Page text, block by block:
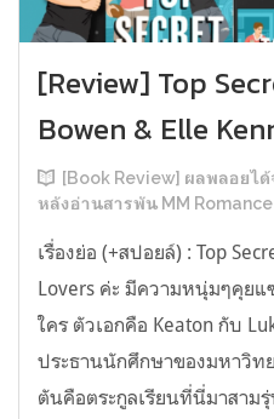
[Review] Top
Bowen & Elle
[Book Review] ผลพลอยไ
หลังอ่านสารพัน MM Romance
เรื่องย่อ (+สปอยล์) : Top
Lovers ค่ะ มีความหนุ่มๆคุย
ใคร ตัวเอกคือ Keaton กับ
ประธานนักศึกษาของมหาวิท
ตันคือตระกูลเรียนที่นี่มาสาม